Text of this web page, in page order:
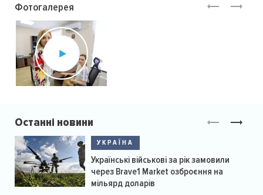
Фотогалерея
Останні новини
УКРАЇНА
Українські військові за рік замовили
через Brave1 Market озброєння на
мільярд доларів